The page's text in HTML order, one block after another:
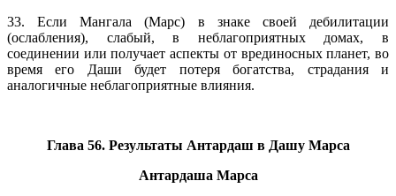
33. Если Мангала (Марс) в знаке своей дебилитации
(ослабления), слабый, в неблагоприятных домах, в
соединении или получает аспекты от врединосных планет, во
время его Даши будет потеря богатства, страдания и
аналогичные неблагоприятные влияния.
Глава 56. Результаты Антардаш в Дашу Марса
Антардаша Марса